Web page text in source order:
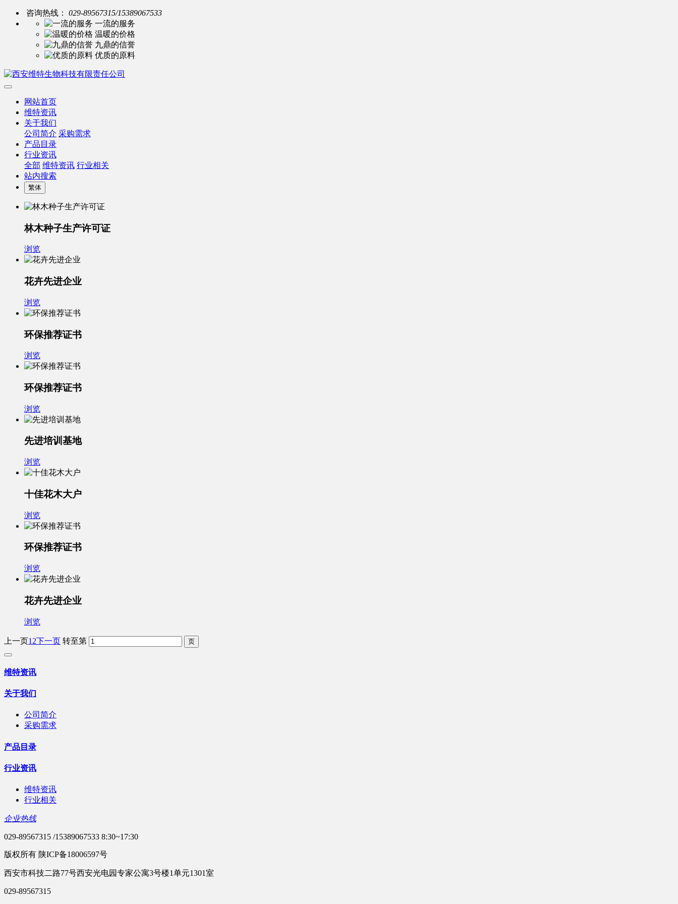
咨询热线：
029-89567315/15389067533
一流的服务
温暖的价格
九鼎的信誉
优质的原料
网站首页
维特资讯
关于我们
公司简介 采购需求
产品目录
行业资讯
全部 维特资讯 行业相关
站内搜索
繁体
林木种子生产许可证
浏览
花卉先进企业
浏览
环保推荐证书
浏览
环保推荐证书
浏览
先进培训基地
浏览
十佳花木大户
浏览
环保推荐证书
浏览
花卉先进企业
浏览
上一页1 2下一页 转至第
维特资讯
关于我们
公司简介
采购需求
产品目录
行业资讯
维特资讯
行业相关
企业热线
029-89567315 /15389067533 8:30~17:30
版权所有 陕ICP备18006597号
西安市科技二路77号西安光电园专家公寓3号楼1单元1301室
029-89567315